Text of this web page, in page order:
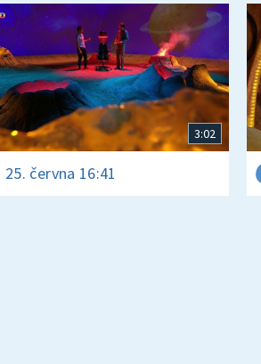
3:02
25. června 16:41